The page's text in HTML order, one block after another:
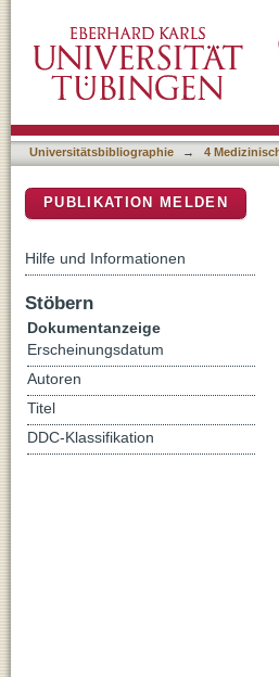
Universitätsbibliographie → 4
PUBLIKATION MELDEN
Hilfe und Informationen
Stöbern
Dokumentanzeige
Erscheinungsdatum
Autoren
Titel
DDC-Klassifikation